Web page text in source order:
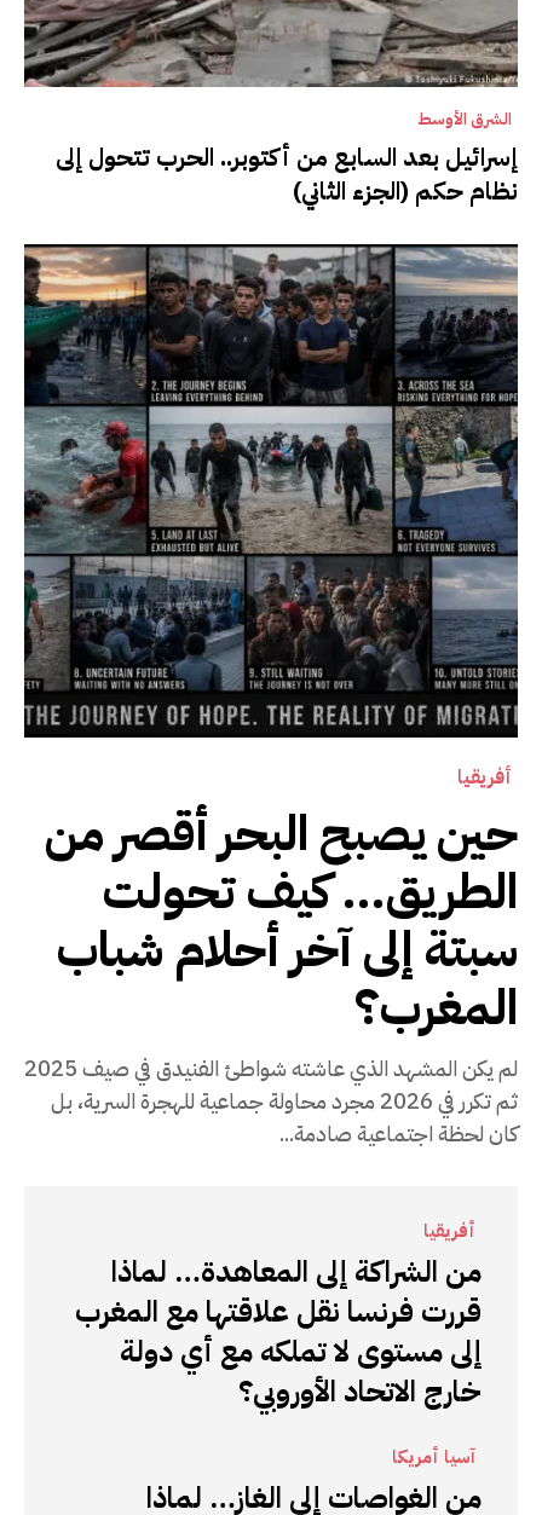
الشرق الأوسط
إسرائيل بعد السابع من أكتوبر.. الحرب تتحول إلى
نظام حكم (الجزء الثاني)
أفريقيا
حين يصبح البحر أقصر من
الطريق… كيف تحولت
سبتة إلى آخر أحلام شباب
المغرب؟
لم يكن المشهد الذي عاشته شواطئ الفنيدق في صيف 2025
ثم تكرر في 2026 مجرد محاولة جماعية للهجرة السرية، بل
كان لحظة اجتماعية صادمة...
أفريقيا
من الشراكة إلى المعاهدة… لماذا
قررت فرنسا نقل علاقتها مع المغرب
إلى مستوى لا تملكه مع أي دولة
خارج الاتحاد الأوروبي؟
آسيا أمريكا
من الغواصات إلى الغاز… لماذا